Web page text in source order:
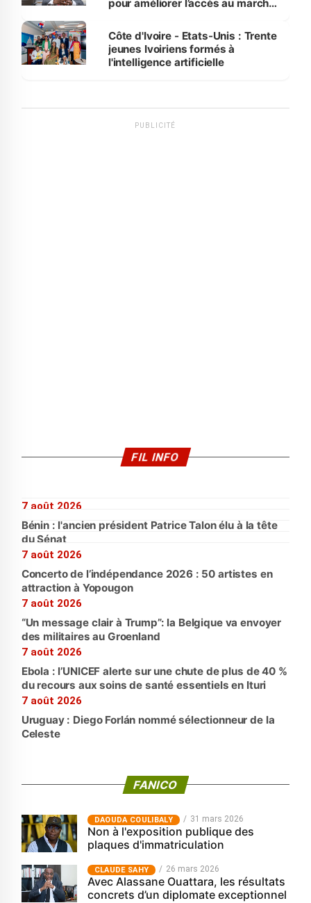
pour améliorer l’accès au marché
Côte d'Ivoire - Etats-Unis : Trente
jeunes Ivoiriens formés à
l'intelligence artificielle
PUBLICITÉ
FIL INFO
7 août 2026
Bénin : l'ancien président Patrice Talon élu à la tête
du Sénat
7 août 2026
Concerto de l’indépendance 2026 : 50 artistes en
attraction à Yopougon
7 août 2026
“Un message clair à Trump”: la Belgique va envoyer
des militaires au Groenland
7 août 2026
Ebola : l’UNICEF alerte sur une chute de plus de 40 %
du recours aux soins de santé essentiels en Ituri
7 août 2026
Uruguay : Diego Forlán nommé sélectionneur de la
Celeste
FANICO
‎DAOUDA COULIBALY 31 mars 2026
Non à l'exposition publique des
plaques d'immatriculation
CLAUDE SAHY 26 mars 2026
Avec Alassane Ouattara, les résultats
concrets d’un diplomate exceptionnel